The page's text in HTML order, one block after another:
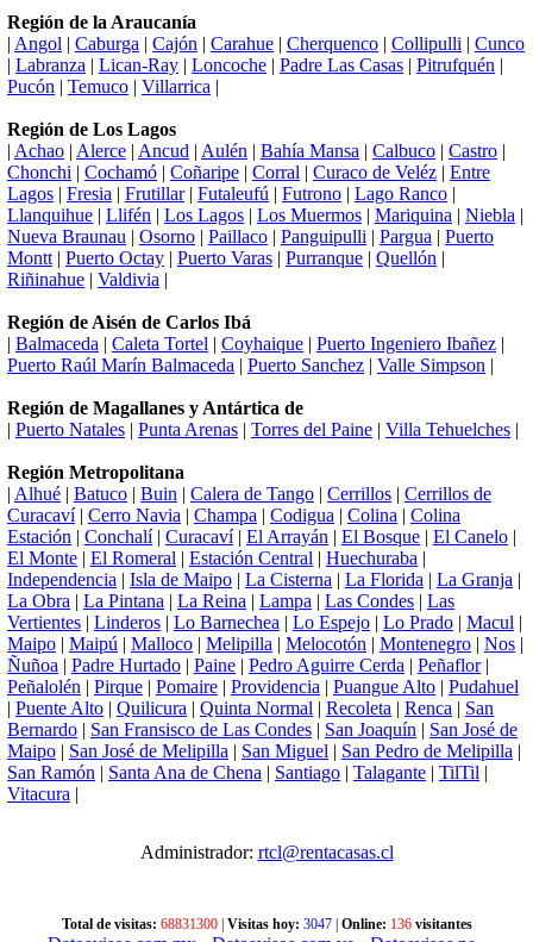
Región de la Araucanía
| Angol | Caburga | Cajón | Carahue | Cherquenco | Collipulli | Cunco
| Labranza | Lican-Ray | Loncoche | Padre Las Casas | Pitrufquén |
Pucón | Temuco | Villarrica |
Región de Los Lagos
| Achao | Alerce | Ancud | Aulén | Bahía Mansa | Calbuco | Castro |
Chonchi | Cochamó | Coñaripe | Corral | Curaco de Veléz | Entre
Lagos | Fresia | Frutillar| Futaleufú | Futrono | Lago Ranco |
Llanquihue | Llifén | Los Lagos | Los Muermos | Mariquina | Niebla |
Nueva Braunau | Osorno | Paillaco | Panguipulli | Pargua | Puerto
Montt | Puerto Octay | Puerto Varas | Purranque | Quellón |
Riñinahue | Valdivia |
Región de Aisén de Carlos Ibá
| Balmaceda | Caleta Tortel | Coyhaique | Puerto Ingeniero Ibañez |
Puerto Raúl Marín Balmaceda | Puerto Sanchez | Valle Simpson |
Región de Magallanes y Antártica de
| Puerto Natales | Punta Arenas | Torres del Paine | Villa Tehuelches |
Región Metropolitana
| Alhué | Batuco | Buin | Calera de Tango | Cerrillos | Cerrillos de
Curacaví| Cerro Navia | Champa | Codigua | Colina | Colina
Estación | Conchalí| Curacaví| El Arrayán | El Bosque | El Canelo |
El Monte | El Romeral | Estación Central | Huechuraba |
Independencia | Isla de Maipo | La Cisterna | La Florida | La Granja |
La Obra | La Pintana | La Reina | Lampa | Las Condes | Las
Vertientes | Linderos | Lo Barnechea | Lo Espejo | Lo Prado | Macul |
Maipo | Maipú | Malloco | Melipilla | Melocotón | Montenegro | Nos |
Ñuñoa | Padre Hurtado | Paine | Pedro Aguirre Cerda | Peñaflor|
Peñalolén | Pirque | Pomaire | Providencia | Puangue Alto | Pudahuel
| Puente Alto | Quilicura | Quinta Normal | Recoleta | Renca | San
Bernardo | San Fransisco de Las Condes | San Joaquín | San José de
Maipo | San José de Melipilla | San Miguel | San Pedro de Melipilla |
San Ramón | Santa Ana de Chena | Santiago | Talagante | TilTil |
Vitacura |
Administrador: rtcl@rentacasas.cl
Total de visitas: 68831300| Visitas hoy: 3047| Online: 136 visitantes